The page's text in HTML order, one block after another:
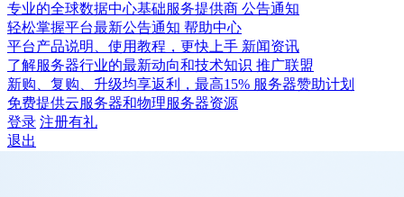
专业的全球数据中心基础服务提供商 公告通知
轻松掌握平台最新公告通知 帮助中心
平台产品说明、使用教程，更快上手 新闻资讯
了解服务器行业的最新动向和技术知识 推广联盟
新购、复购、升级均享返利，最高15% 服务器赞助计划
免费提供云服务器和物理服务器资源
登录 注册有礼
退出